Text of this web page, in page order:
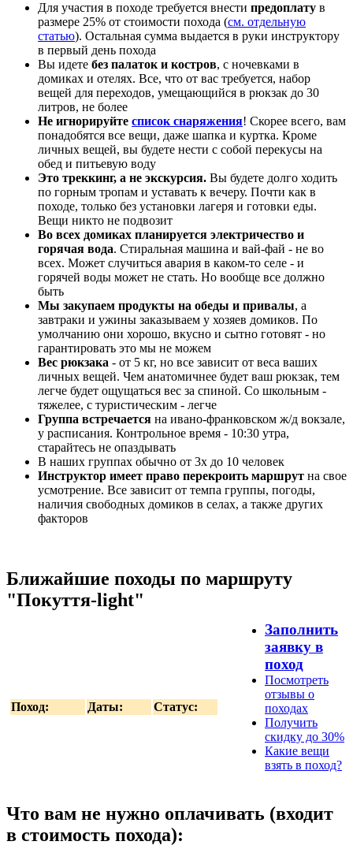
Для участия в походе требуется внести предоплату в
размере 25% от стоимости похода (см. отдельную
статью). Остальная сумма выдается в руки инструктору
в первый день похода
Вы идете без палаток и костров, с ночевками в
домиках и отелях. Все, что от вас требуется, набор
вещей для переходов, умещающийся в рюкзак до 30
литров, не более
Не игнорируйте список снаряжения! Скорее всего, вам
понадобятся все вещи, даже шапка и куртка. Кроме
личных вещей, вы будете нести с собой перекусы на
обед и питьевую воду
Это треккинг, а не экскурсия. Вы будете долго ходить
по горным тропам и уставать к вечеру. Почти как в
походе, только без установки лагеря и готовки еды.
Вещи никто не подвозит
Во всех домиках планируется электричество и
горячая вода. Стиральная машина и вай-фай - не во
всех. Может случиться авария в каком-то селе - и
горячей воды может не стать. Но вообще все должно
быть
Мы закупаем продукты на обеды и привалы, а
завтраки и ужины заказываем у хозяев домиков. По
умолчанию они хорошо, вкусно и сытно готовят - но
гарантировать это мы не можем
Вес рюкзака - от 5 кг, но все зависит от веса ваших
личных вещей. Чем анатомичнее будет ваш рюкзак, тем
легче будет ощущаться вес за спиной. Со школьным -
тяжелее, с туристическим - легче
Группа встречается на ивано-франковском ж/д вокзале,
у расписания. Контрольное время - 10:30 утра,
старайтесь не опаздывать
В наших группах обычно от 3х до 10 человек
Инструктор имеет право перекроить маршрут на свое
усмотрение. Все зависит от темпа группы, погоды,
наличия свободных домиков в селах, а также других
факторов
Ближайшие походы по маршруту
"Покуття-light"
Поход: Даты: Статус:
Заполнить
заявку в
поход
Посмотреть
отзывы о
походах
Получить
скидку до 30%
Какие вещи
взять в поход?
Что вам не нужно оплачивать (входит
в стоимость похода):